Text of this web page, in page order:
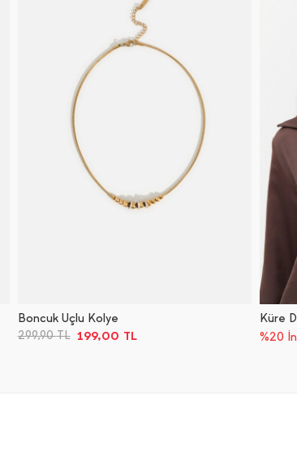
Boncuk Uçlu Kolye
299,90TL 199,00 TL
Küre
%20